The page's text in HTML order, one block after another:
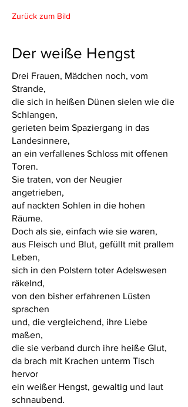
Zurück zum Bild
Der weiße Hengst
Drei Frauen, Mädchen noch, vom
Strande,
die sich in heißen Dünen sielen wie die
Schlangen,
gerieten beim Spaziergang in das
Landesinnere,
an ein verfallenes Schloss mit offenen
Toren.
Sie traten, von der Neugier
angetrieben,
auf nackten Sohlen in die hohen
Räume.
Doch als sie, einfach wie sie waren,
aus Fleisch und Blut, gefüllt mit prallem
Leben,
sich in den Polstern toter Adelswesen
räkelnd,
von den bisher erfahrenen Lüsten
sprachen
und, die vergleichend, ihre Liebe
maßen,
die sie verband durch ihre heiße Glut,
da brach mit Krachen unterm Tisch
hervor
ein weißer Hengst, gewaltig und laut
schnaubend.